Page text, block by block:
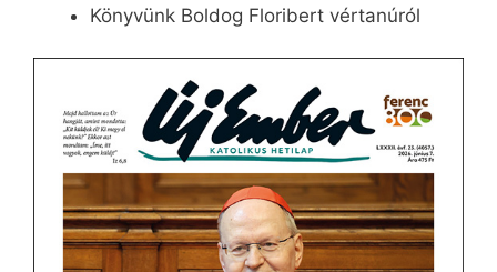
Könyvünk Boldog Floribert vértanúról